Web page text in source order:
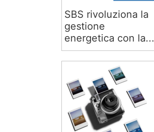
SBS rivoluziona la
gestione
energetica con la...